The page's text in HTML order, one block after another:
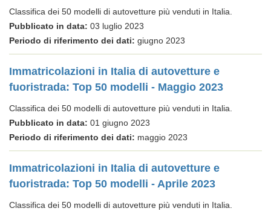
Classifica dei 50 modelli di autovetture più venduti in Italia.
Pubblicato in data: 03 luglio 2023
Periodo di riferimento dei dati: giugno 2023
Immatricolazioni in Italia di autovetture e
fuoristrada: Top 50 modelli - Maggio 2023
Classifica dei 50 modelli di autovetture più venduti in Italia.
Pubblicato in data: 01 giugno 2023
Periodo di riferimento dei dati: maggio 2023
Immatricolazioni in Italia di autovetture e
fuoristrada: Top 50 modelli - Aprile 2023
Classifica dei 50 modelli di autovetture più venduti in Italia.